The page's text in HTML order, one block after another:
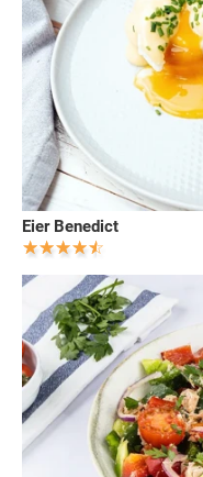
Eier Benedict